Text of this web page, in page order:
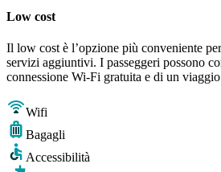
Low cost
Il low cost è l’opzione più conveniente
servizi aggiuntivi. I passeggeri possono
connessione Wi-Fi gratuita e di un
Wifi
Bagagli
Accessibilità